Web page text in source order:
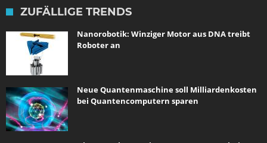
ZUFÄLLIGE TRENDS
Nanorobotik: Winziger Motor aus DNA treibt
Roboter an
Neue Quantenmaschine soll Milliardenkosten
bei Quantencomputern sparen